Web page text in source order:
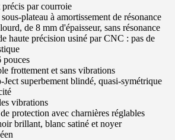
par courroie
plateau à amortissement de résonance
de 8 mm d'épaisseur, sans résonance
haute précision usiné par CNC : pas de
pouces
frottement et sans vibrations
superbement blindé, quasi-symétrique
vibrations
protection avec charnières réglables
brillant, blanc satiné et noyer